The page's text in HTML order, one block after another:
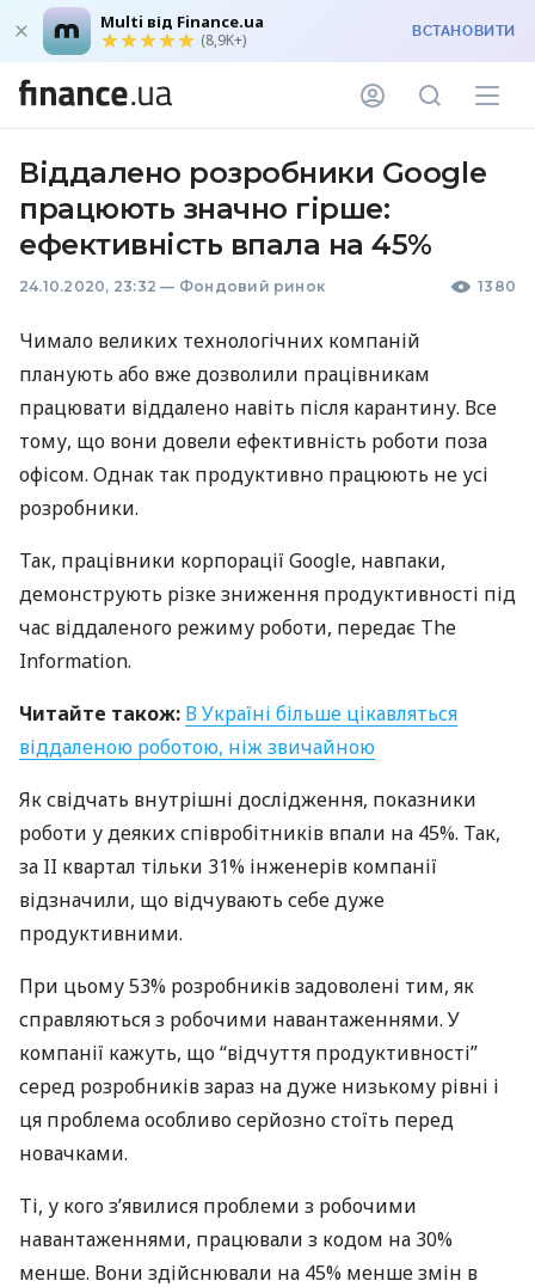
Multi від Finance.ua
(8,9K+) ВСТАНОВИТИ
Віддалено розробники Google
працюють значно гірше:
ефективність впала на 45%
24.10.2020, 23:32 — Фондовий ринок 1380
Чимало великих технологічних компаній
планують або вже дозволили працівникам
працювати віддалено навіть після карантину. Все
тому, що вони довели ефективність роботи поза
офісом. Однак так продуктивно працюють не усі
розробники.
Так, працівники корпорації Google, навпаки,
демонструють різке зниження продуктивності під
час віддаленого режиму роботи, передає The
Information.
Читайте також: В Україні більше цікавляться
віддаленою роботою, ніж звичайною
Як свідчать внутрішні дослідження, показники
роботи у деяких співробітників впали на 45%. Так,
за II квартал тільки 31% інженерів компанії
відзначили, що відчувають себе дуже
продуктивними.
При цьому 53% розробників задоволені тим, як
справляються з робочими навантаженнями. У
компанії кажуть, що “відчуття продуктивності”
серед розробників зараз на дуже низькому рівні і
ця проблема особливо серйозно стоїть перед
новачками.
Ті, у кого з’явилися проблеми з робочими
навантаженнями, працювали з кодом на 30%
менше. Вони здійснювали на 45% менше змін в